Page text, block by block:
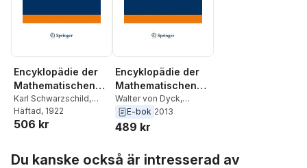
Encyklopädie der
Mathematischen
Wissenschaften mit
Einschluss ihrer
Anwendungen
Karl Schwarzschild,
Samuel Oppenheim
Walter von Dyck
Häftad, 1922
506 kr
Encyklopädie der
Mathematischen
Wissenschaften mit
Einschluss ihrer
Anwendungen
Walter von Dyck,
Samuel Oppenheim
Karl Schwarzschild
E-bok 2013
489 kr
Du kanske också är intresserad av